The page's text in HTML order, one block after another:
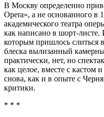
В Москву определенно
Opera», а не основанного в
академического театра
как написано в шорт-листе.
которым пришлось слиться
блеска вылизанный
практически, нет, но
как целое, вместе с кастом
снова, как и в опыте с
критики.
* * *